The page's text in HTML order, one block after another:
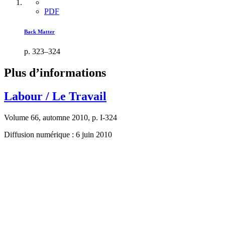
PDF
Back Matter
p. 323–324
Plus d’informations
Labour / Le Travail
Volume 66, automne 2010, p. I-324
Diffusion numérique : 6 juin 2010